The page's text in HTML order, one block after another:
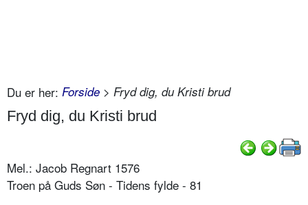
Du er her: Forside > Fryd dig, du Kristi brud
Fryd dig, du Kristi brud
Mel.: Jacob Regnart 1576
Troen på Guds Søn - Tidens fylde - 81